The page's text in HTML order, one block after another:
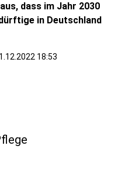
dass im Jahr 2030
in Deutschland
18:53